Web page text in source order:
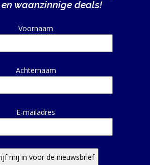
waanzinnige deals!
Voornaam
Achternaam
E-mailadres
Alternative: